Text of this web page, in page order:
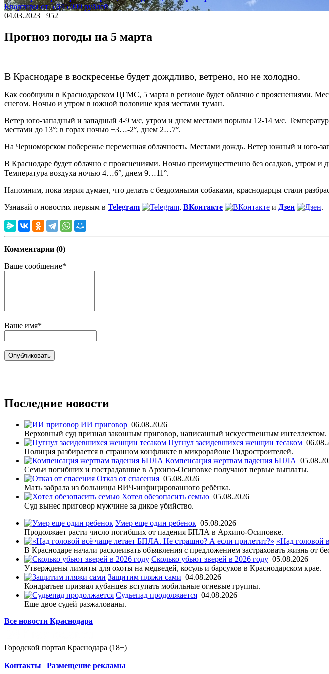
Квартиры от 5 645 000 рублей
04.03.2023
952
Прогноз погоды на 5 марта
В Краснодаре в воскресенье будет дождливо, ветрено, но не холодно.
Как сообщили в Краснодарском ЦГМС, 5 марта в регионе будет облачно с прояснениями.
снегом. Ночью и утром в южной половине края местами туман.
Ветер юго-западный и западный 4-9 м/с, утром и днем местами порывы 12-14 м/с.
местами до 13°; в горах ночью +3…-2°, днем 2…7°.
На Черноморском побережье переменная облачность. Местами дождь. Ветер южный и юго-
В Краснодаре будет облачно с прояснениями. Ночью преимущественно без осадков,
Температура воздуха ночью 4…6°, днем 9…11°.
Напомним, пока мэрия думает, что делать с бездомными собаками, краснодарцы стали
Узнавай о новостях первым в Telegram , ВКонтакте и Дзен .
Комментарии (0)
Ваше сообщение*
Ваше имя*
Последние новости
ИИ приговор 06.08.2026
Верховный суд признал законным приговор, написанный искусственным интеллектом.
Пугнул засидевшихся женщин тесаком
Полиция разбирается в странном конфликте в микрорайоне Гидростроителей.
Компенсация жертвам падения БПЛА
Семьи погибших и пострадавшие в Архипо-Осиповке получают первые выплаты.
Отказ от спасения 05.08.2026
Мать забрала из больницы ВИЧ-инфицированного ребёнка.
Хотел обезопасить семью 05.08.2026
Суд вынес приговор мужчине за дикое убийство.
Умер еще один ребенок 05.08.2026
Продолжает расти число погибших от падения БПЛА в Архипо-Осиповке.
«Над головой
В Краснодаре начали расклеивать объявления с предложением застраховать жизнь от
Сколько убьют зверей в 2026 году 05.08.2026
Утверждены лимиты для охоты на медведей, косуль и барсуков в Краснодарском крае.
Защитим пляжи сами 04.08.2026
Кондратьев призвал кубанцев вступать мобильные огневые группы.
Судьепад продолжается 04.08.2026
Еще двое судей разжалованы.
Все новости Краснодара
Городской портал Краснодара (18+)
Контакты | Размещение рекламы